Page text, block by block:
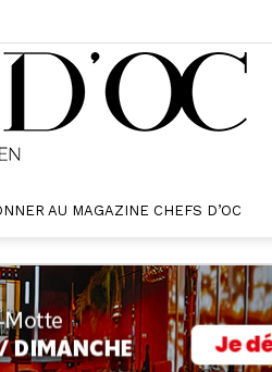
AU MAGAZINE CHEFS D’OC